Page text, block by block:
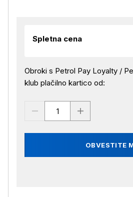
Spletna cena
Obroki s Petrol Pay Loyalty /
klub plačilno kartico od:
OBVESTITE